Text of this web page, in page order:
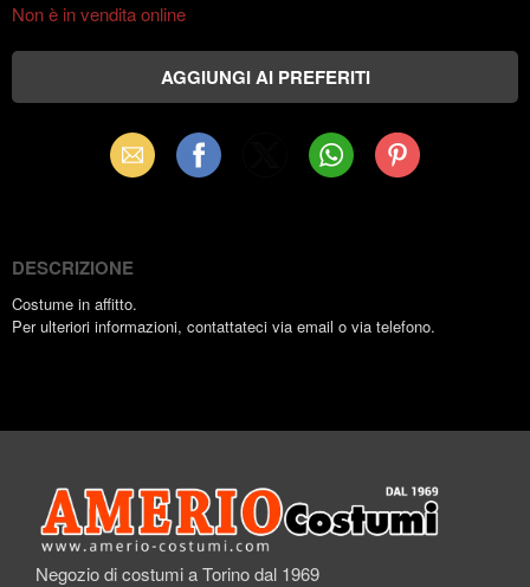
Non è in vendita online
Email Facebook WhatsAppPinterest
DESCRIZIONE
Costume in affitto.
Per ulteriori informazioni, contattateci via email o via telefono.
Negozio di costumi a Torino dal 1969